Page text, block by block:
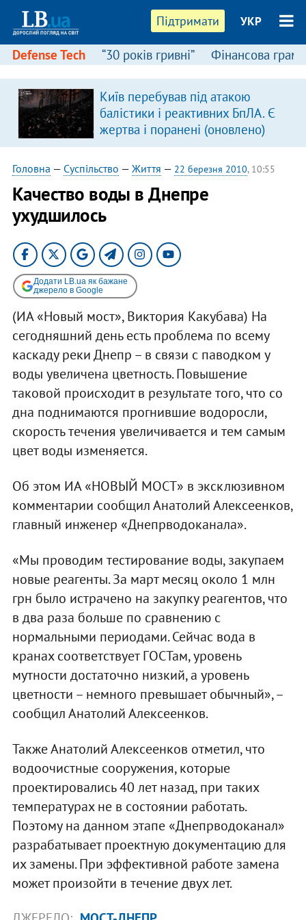
Підтримати УКР
Defense Tech “30 років гривні” Фінансова
Київ перебував під атакою
балістики і реактивних БпЛА. Є
жертва і поранені (оновлено)
Головна — Суспільство — Життя — 22 березня 2010, 10:55
Качество воды в Днепре
ухудшилось
Додати LB.ua як бажане
джерело в Google
(ИА «Новый мост», Виктория Какубава) На
сегодняшний день есть проблема по всему
каскаду реки Днепр – в связи с паводком у
воды увеличена цветность. Повышение
таковой происходит в результате того, что со
дна поднимаются прогнившие водоросли,
скорость течения увеличивается и тем самым
цвет воды изменяется.
Об этом ИА «НОВЫЙ МОСТ» в эксклюзивном
комментарии сообщил Анатолий Алексеенков,
главный инженер «Днепрводоканала».
«Мы проводим тестирование воды, закупаем
новые реагенты. За март месяц около 1 млн
грн было истрачено на закупку реагентов, что
в два раза больше по сравнению с
нормальными периодами. Сейчас вода в
кранах соответствует ГОСТам, уровень
мутности достаточно низкий, а уровень
цветности – немного превышает обычный», –
сообщил Анатолий Алексеенков.
Также Анатолий Алексеенков отметил, что
водоочистные сооружения, которые
проектировались 40 лет назад, при таких
температурах не в состоянии работать.
Поэтому на данном этапе «Днепрводоканал»
разрабатывает проектную документацию для
их замены. При эффективной работе замена
может произойти в течение двух лет.